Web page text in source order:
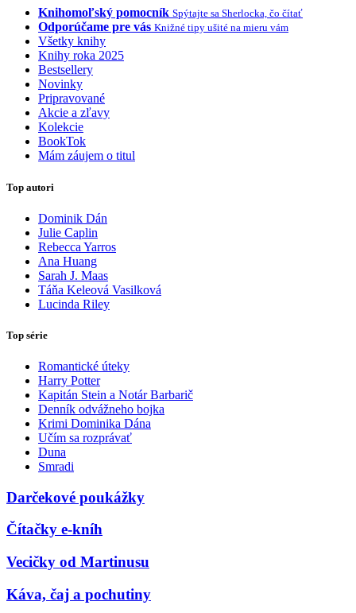
Knihomoľský pomocník Spýtajte sa Sherlocka, čo čítať
Odporúčame pre vás Knižné tipy ušité na mieru vám
Všetky knihy
Knihy roka 2025
Bestsellery
Novinky
Pripravované
Akcie a zľavy
Kolekcie
BookTok
Mám záujem o titul
Top autori
Dominik Dán
Julie Caplin
Rebecca Yarros
Ana Huang
Sarah J. Maas
Táňa Keleová Vasilková
Lucinda Riley
Top série
Romantické úteky
Harry Potter
Kapitán Stein a Notár Barbarič
Denník odvážneho bojka
Krimi Dominika Dána
Učím sa rozprávať
Duna
Smradi
Darčekové poukážky
Čítačky e-kníh
Vecičky od Martinusu
Káva, čaj a pochutiny